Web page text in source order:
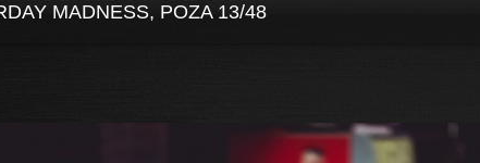
MADNESS, POZA 13/48